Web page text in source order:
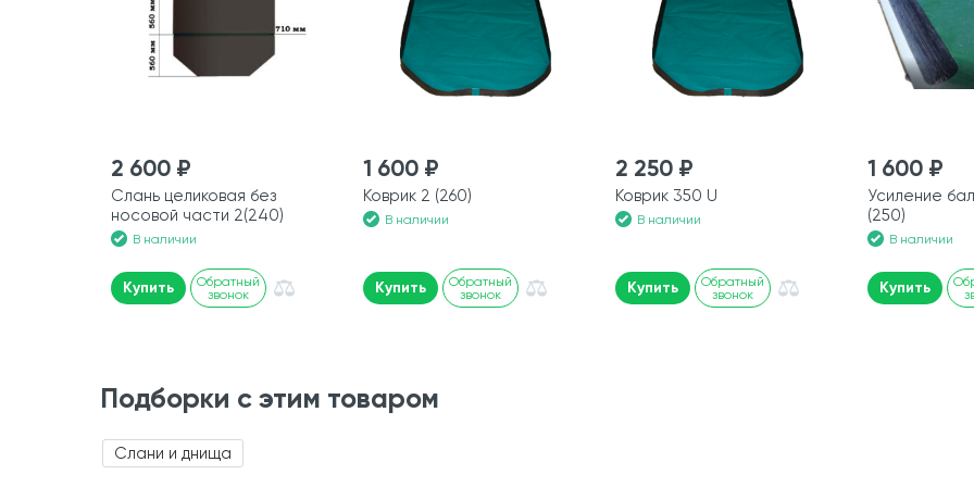
2 600 ₽
Слань целиковая без
носовой части 2(240)
В наличии
Купить
Обратный
звонок
1 600 ₽
Коврик 2 (260)
В наличии
Купить
Обратный
звонок
2 250 ₽
Коврик 350 U
В наличии
Купить
Обратный
звонок
1 600 ₽
Усиление
(250)
В наличии
Купить
Подборки с этим товаром
Слани и днища